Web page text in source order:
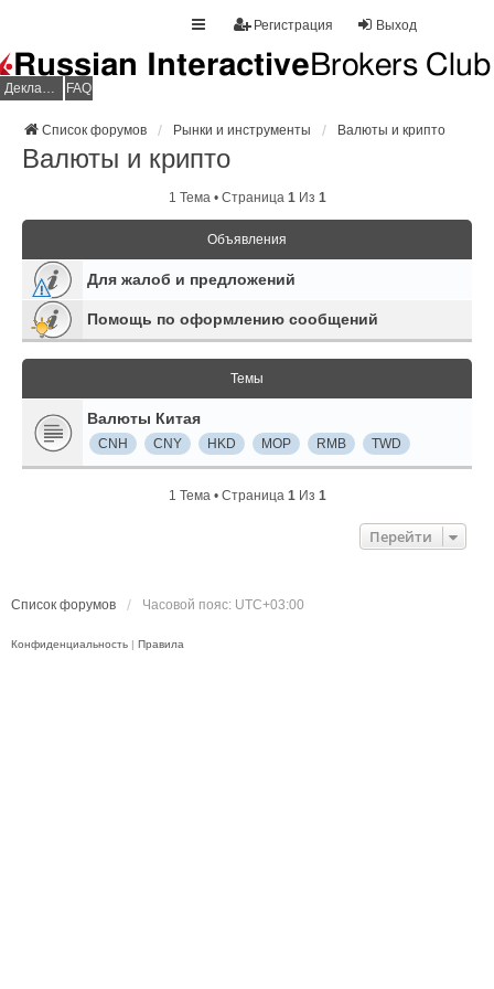
Выход
Регистрация
Декларация НДФЛ FAQ
Список форумов Рынки и инструменты Валюты и крипто
Валюты и крипто
1 Тема • Страница 1Из 1
Объявления
Для жалоб и предложений
Помощь по оформлению сообщений
Темы
Валюты Китая
CNH CNY HKD MOP RMB TWD
1 Тема • Страница 1Из 1
Перейти
Список форумов Часовой пояс: UTC+03:00
Конфиденциальность | Правила